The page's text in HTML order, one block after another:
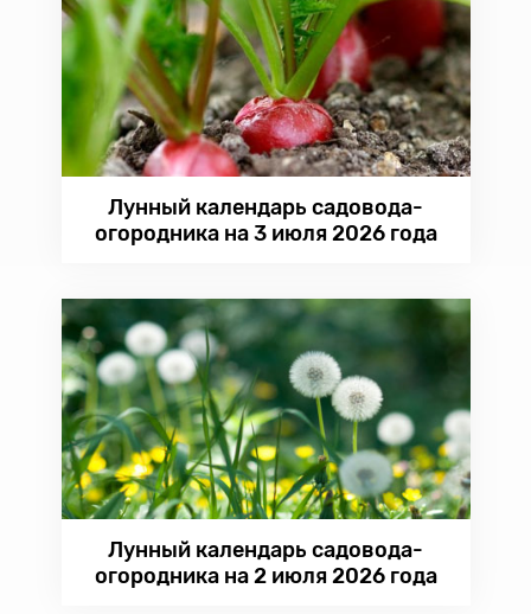
Лунный календарь садовода-
огородника на 3 июля 2026 года
Лунный календарь садовода-
огородника на 2 июля 2026 года